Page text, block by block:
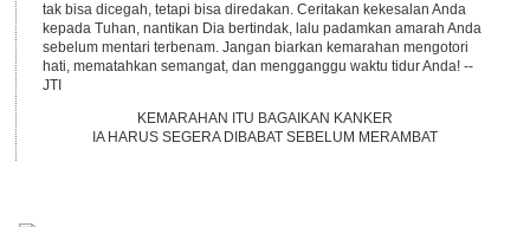
tak bisa dicegah, tetapi bisa diredakan. Ceritakan kekesalan Anda
kepada Tuhan, nantikan Dia bertindak, lalu padamkan amarah Anda
sebelum mentari terbenam. Jangan biarkan kemarahan mengotori
hati, mematahkan semangat, dan mengganggu waktu tidur Anda! --
JTI
KEMARAHAN ITU BAGAIKAN KANKER
IA HARUS SEGERA DIBABAT SEBELUM MERAMBAT